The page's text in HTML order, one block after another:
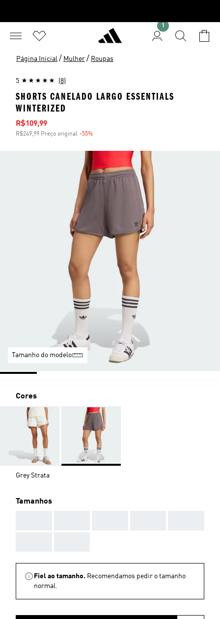
1
Página Inicial / Mulher / Roupas
5 (8)
SHORTS CANELADO LARGO ESSENTIALS
WINTERIZED
Preço com desconto
R$109,99
R$249,99 Preço original -55%
Tamanho do modelo
Cores
Grey Strata
Tamanhos
Fiel ao tamanho. Recomendamos pedir o tamanho
normal.